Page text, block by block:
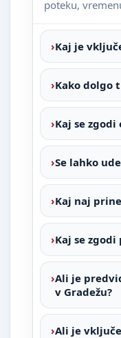
poteku,
Kaj je
Kako dolgo
Kaj se
Se lahko
Kaj naj
Kaj se
Ali je
v Gradežu?
Ali je